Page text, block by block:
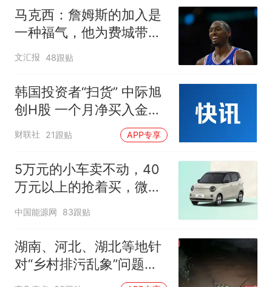
马克西：詹姆斯的加入是
一种福气，他为费城带来
谦逊
文汇报 48跟贴
韩国投资者“扫货” 中际旭
创H股 一个月净买入金额
达4339.42万美元
财联社 21跟贴 APP专享
5万元的小车卖不动，40
万元以上的抢着买，微型
代步车集体遇冷
中国能源网 83跟贴
湖南、河北、湖北等地针
对“乡村排污乱象”问题成
立调查组